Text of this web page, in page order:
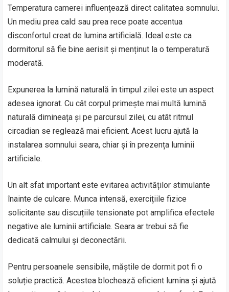
Temperatura camerei influențează direct calitatea somnului.
Un mediu prea cald sau prea rece poate accentua
disconfortul creat de lumina artificială. Ideal este ca
dormitorul să fie bine aerisit și menținut la o temperatură
moderată.
Expunerea la lumină naturală în timpul zilei este un aspect
adesea ignorat. Cu cât corpul primește mai multă lumină
naturală dimineața și pe parcursul zilei, cu atât ritmul
circadian se reglează mai eficient. Acest lucru ajută la
instalarea somnului seara, chiar și în prezența luminii
artificiale.
Un alt sfat important este evitarea activităților stimulante
înainte de culcare. Munca intensă, exercițiile fizice
solicitante sau discuțiile tensionate pot amplifica efectele
negative ale luminii artificiale. Seara ar trebui să fie
dedicată calmului și deconectării.
Pentru persoanele sensibile, măștile de dormit pot fi o
soluție practică. Acestea blochează eficient lumina și ajută